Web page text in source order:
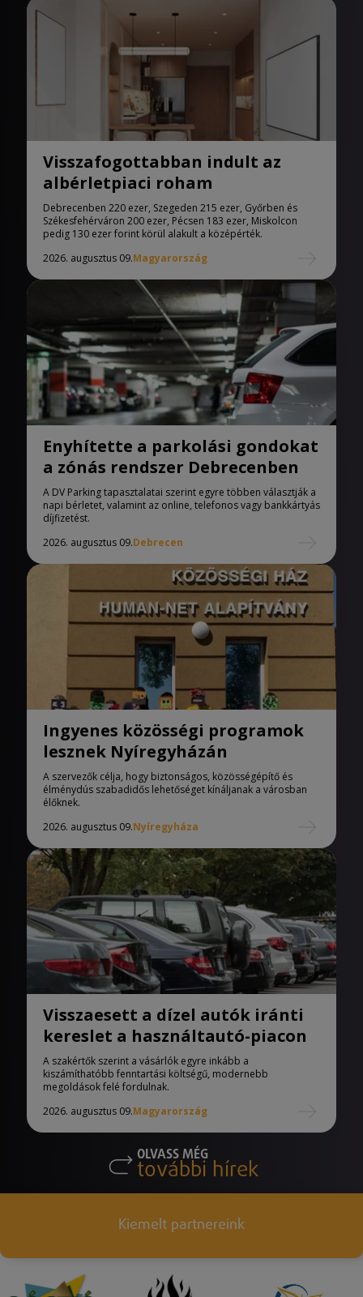
Visszafogottabban indult az
albérletpiaci roham
Debrecenben 220 ezer, Szegeden 215 ezer, Győrben és
Székesfehérváron 200 ezer, Pécsen 183 ezer, Miskolcon
pedig 130 ezer forint körül alakult a középérték.
2026. augusztus 09.Magyarország
Enyhítette a parkolási gondokat
a zónás rendszer Debrecenben
A DV Parking tapasztalatai szerint egyre többen választják a
napi bérletet, valamint az online, telefonos vagy bankkártyás
díjfizetést.
2026. augusztus 09.Debrecen
Ingyenes közösségi programok
lesznek Nyíregyházán
A szervezők célja, hogy biztonságos, közösségépítő és
élménydús szabadidős lehetőséget kínáljanak a városban
élőknek.
2026. augusztus 09.Nyíregyháza
Visszaesett a dízel autók iránti
kereslet a használtautó-piacon
A szakértők szerint a vásárlók egyre inkább a
kiszámíthatóbb fenntartási költségű, modernebb
megoldások felé fordulnak.
2026. augusztus 09.Magyarország
OLVASS MÉG
további hírek
Kiemelt partnereink